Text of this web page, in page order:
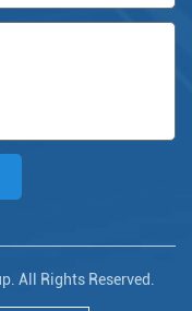
All Rights Reserved.